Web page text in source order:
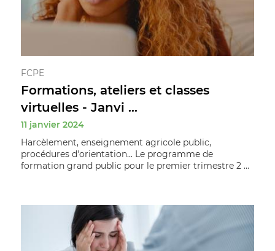
FCPE
Formations, ateliers et classes
virtuelles - Janvi ...
11 janvier 2024
Harcèlement, enseignement agricole public,
procédures d'orientation... Le programme de
formation grand public pour le premier trimestre 2 ...